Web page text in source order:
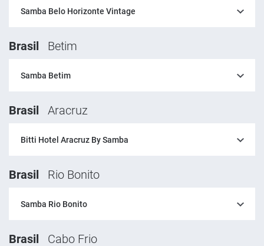
Samba Belo Horizonte Vintage
Brasil Betim
Samba Betim
Brasil Aracruz
Bitti Hotel Aracruz By Samba
Brasil Rio Bonito
Samba Rio Bonito
Brasil Cabo Frio